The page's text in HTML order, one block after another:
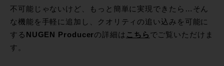
不可能じゃないけど、もっと簡単に実現できたら…そん
な機能を手軽に追加し、クオリティの追い込みを可能に
する NUGEN Producerの詳細は こちら でご覧いただけま
す。